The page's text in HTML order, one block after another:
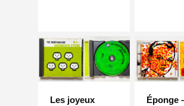
Les joyeux
Éponge